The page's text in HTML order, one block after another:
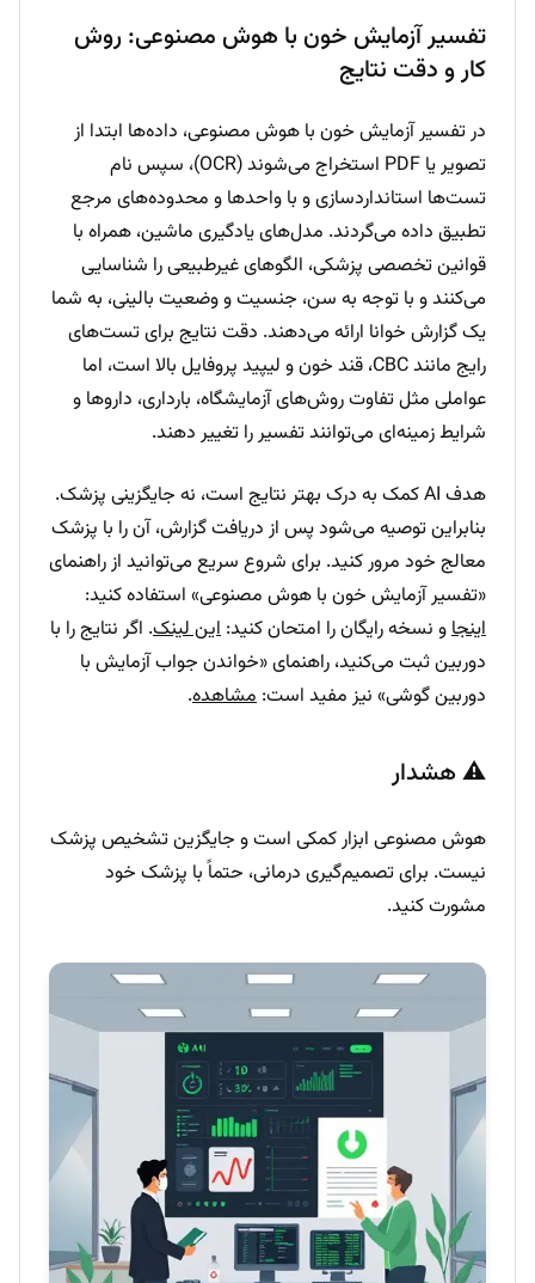
تفسیر آزمایش خون با هوش مصنوعی: روش
کار و دقت نتایج
در تفسیر آزمایش خون با هوش مصنوعی، داده‌ها ابتدا از
تصویر یا PDF استخراج می‌شوند (OCR)، سپس نام
تست‌ها استانداردسازی و با واحدها و محدوده‌های مرجع
تطبیق داده می‌گردند. مدل‌های یادگیری ماشین، همراه با
قوانین تخصصی پزشکی، الگوهای غیرطبیعی را شناسایی
می‌کنند و با توجه به سن، جنسیت و وضعیت بالینی، به شما
یک گزارش خوانا ارائه می‌دهند. دقت نتایج برای تست‌های
رایج مانند CBC، قند خون و لیپید پروفایل بالا است، اما
عواملی مثل تفاوت روش‌های آزمایشگاه، بارداری، داروها و
شرایط زمینه‌ای می‌توانند تفسیر را تغییر دهند.
هدف AI کمک به درک بهتر نتایج است، نه جایگزینی پزشک.
بنابراین توصیه می‌شود پس از دریافت گزارش، آن را با پزشک
معالج خود مرور کنید. برای شروع سریع می‌توانید از راهنمای
«تفسیر آزمایش خون با هوش مصنوعی» استفاده کنید:
اینجاو نسخه رایگان را امتحان کنید: این لینک. اگر نتایج را با
دوربین ثبت می‌کنید، راهنمای «خواندن جواب آزمایش با
دوربین گوشی» نیز مفید است: مشاهده.
⚠️ هشدار
هوش مصنوعی ابزار کمکی است و جایگزین تشخیص پزشک
نیست. برای تصمیم‌گیری درمانی، حتماً با پزشک خود
مشورت کنید.